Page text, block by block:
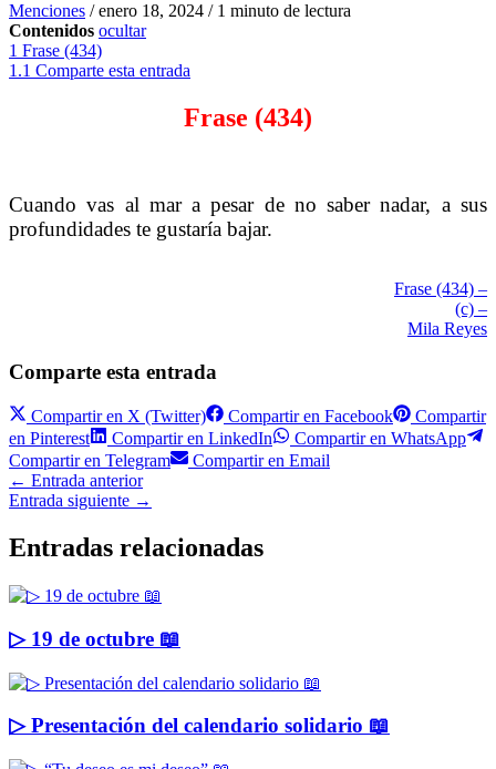
Menciones /enero 18, 2024 / 1 minuto de lectura
Contenidos ocultar
1 Frase (434)
1.1 Comparte esta entrada
Frase (434)
Cuando vas al mar a pesar de no saber nadar, a sus
profundidades te gustaría bajar.
Frase (434) –
(c) –
Mila Reyes
Comparte esta entrada
Compartir en X (Twitter) Compartir en Facebook
Compartir
en Pinterest Compartir en LinkedIn Compartir en WhatsApp
Compartir en Telegram Compartir en Email
← Entrada anterior
Entrada siguiente →
Entradas relacionadas
▷ 19 de octubre 📖
▷ Presentación del calendario solidario 📖